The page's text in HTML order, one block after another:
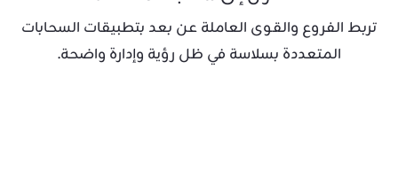
تربط الفروع والقوى العاملة عن بعد بتطبيقات السحابات
المتعددة بسلاسة في ظل رؤية وإدارة واضحة.